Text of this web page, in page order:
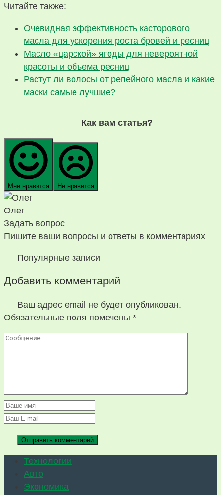
Читайте также:
Очевидная эффективность касторового
масла для ускорения роста бровей и ресниц
Масло «царской» ягоды для невероятной
красоты и объема ресниц
Растут ли волосы от репейного масла и какие
маски самые лучшие?
Как вам статья?
Мне нравится Не нравится
Олег
Задать вопрос
Пишите ваши вопросы и ответы в комментариях
Популярные записи
Добавить комментарий
Ваш адрес email не будет опубликован.
Обязательные поля помечены *
Технологии
Авто
Экономика